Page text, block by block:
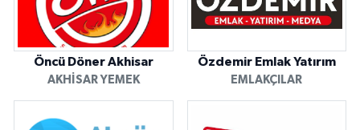
Öncü Döner Akhisar
AKHISAR YEMEK
Özdemir Emlak Yatırım
EMLAKÇILAR